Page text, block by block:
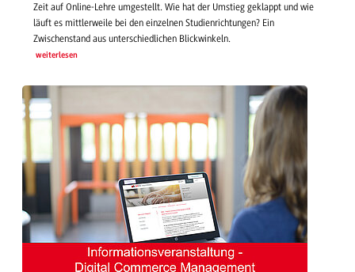
Zeit auf Online-Lehre umgestellt. Wie hat der Umstieg geklappt und wie
läuft es mittlerweile bei den einzelnen Studienrichtungen? Ein
Zwischenstand aus unterschiedlichen Blickwinkeln.
weiterlesen